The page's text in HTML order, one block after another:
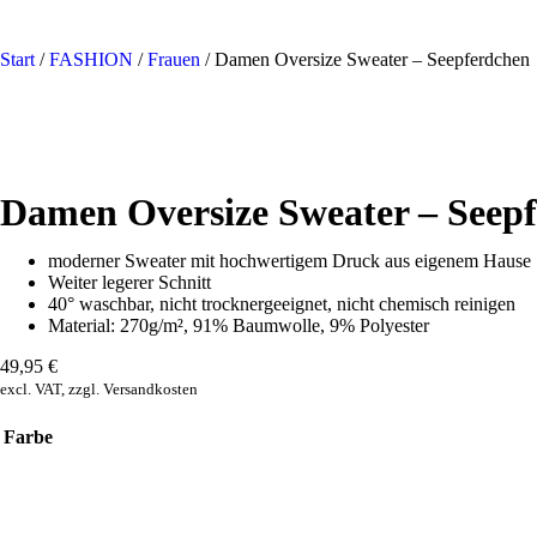
Start /FASHION /Frauen / Damen Oversize Sweater – Seepferdchen
Damen Oversize Sweater –
moderner Sweater mit hochwertigem Druck aus eigenem Hause
Weiter legerer Schnitt
40° waschbar, nicht trocknergeeignet, nicht chemisch reinigen
Material: 270g/m², 91% Baumwolle, 9% Polyester
49,95 €
excl. VAT, zzgl. Versandkosten
Farbe